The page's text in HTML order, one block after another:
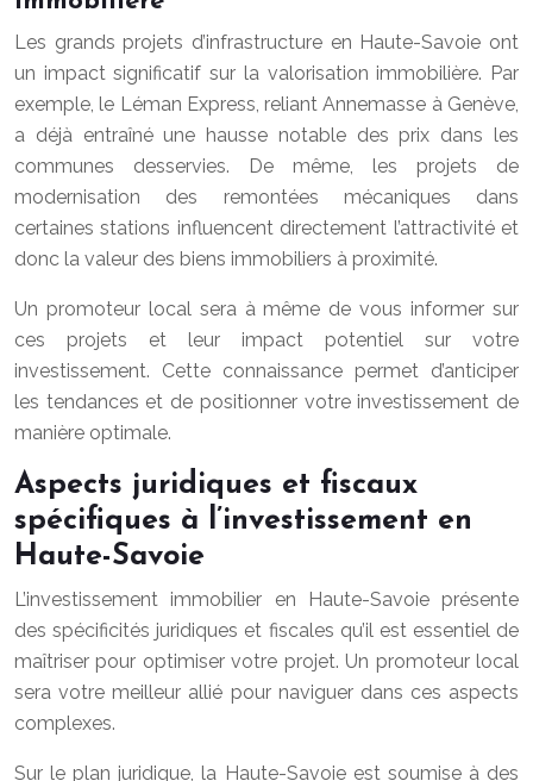
Les grands projets d’infrastructure en Haute-Savoie ont
un impact significatif sur la valorisation immobilière. Par
exemple, le Léman Express, reliant Annemasse à Genève,
a déjà entraîné une hausse notable des prix dans les
communes desservies. De même, les projets de
modernisation des remontées mécaniques dans
certaines stations influencent directement l’attractivité et
donc la valeur des biens immobiliers à proximité.
Un promoteur local sera à même de vous informer sur
ces projets et leur impact potentiel sur votre
investissement. Cette connaissance permet d’anticiper
les tendances et de positionner votre investissement de
manière optimale.
Aspects juridiques et fiscaux
spécifiques à l’investissement en
Haute-Savoie
L’investissement immobilier en Haute-Savoie présente
des spécificités juridiques et fiscales qu’il est essentiel de
maîtriser pour optimiser votre projet. Un promoteur local
sera votre meilleur allié pour naviguer dans ces aspects
complexes.
Sur le plan juridique, la Haute-Savoie est soumise à des